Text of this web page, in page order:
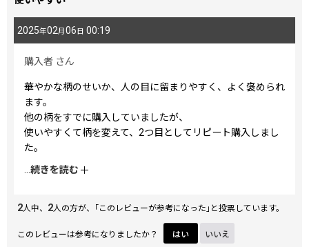
2025年02月 06 日 00:19
購入者 さん
華やかな柄のせいか、人の目に留まりやすく、よく褒められ
ます。
他の柄をすでに購入していましたが、
使いやすくて柄を変えて、2つ目としてリピート購入しまし
た。
革小物は、一旦、たくさん入れて使い続けると、分厚くなっ
たままで、中の容量を減らすとぶかぶかになってしまうのは
コロナ禍以降、中に入れるものを少なくしたら、今まで使っ
ていたものだと、中身が抜ける可能性が出てきたので、
改めて購入させていただきました。
...続きを読む
2人中、 2人の方が、｢このレビューが参考になった｣と投票しています。
このレビューは参考になりましたか？ はい いいえ